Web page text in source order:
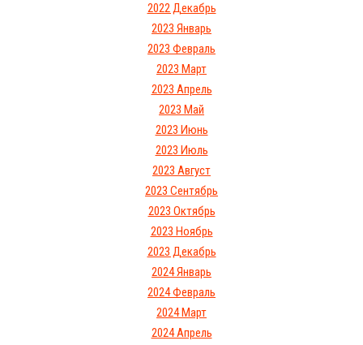
2022 Декабрь
2023 Январь
2023 Февраль
2023 Март
2023 Апрель
2023 Май
2023 Июнь
2023 Июль
2023 Август
2023 Сентябрь
2023 Октябрь
2023 Ноябрь
2023 Декабрь
2024 Январь
2024 Февраль
2024 Март
2024 Апрель